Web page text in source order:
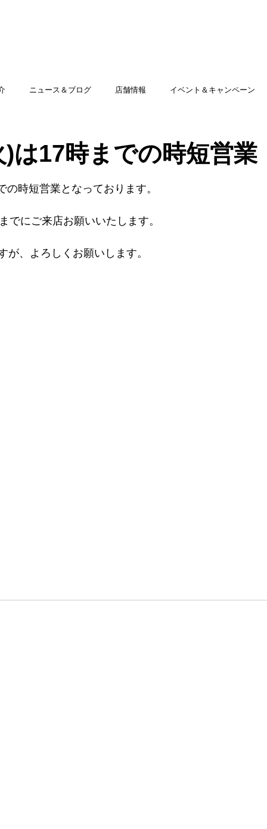
ニュース＆ブログ 店舗情報 イベント＆キャンペーン
)は17時までの時短営業
の時短営業となっております。
でにご来店お願いいたします。
が、よろしくお願いします。